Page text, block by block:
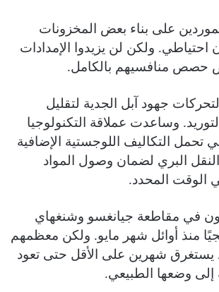
على بناء بعض المخزونات
احتياطي. ولكن لن يزيدوا الإمدادات
حصص منافسيهم بالكامل.
جهود آبل الجدية لتقليل
وساعدت عملاقة التكنولوجيا
تحمل التكاليف اللوجستية الإضافية
البري لضمان وصول المواد
الوقت المحدد.
في مقاطعة جيانغسو وشنغهاي
منذ أوائل شهر مايو. ولكن معظمهم
يستغرق شهرين على الأقل حتى تعود
إلى وضعها الطبيعي.